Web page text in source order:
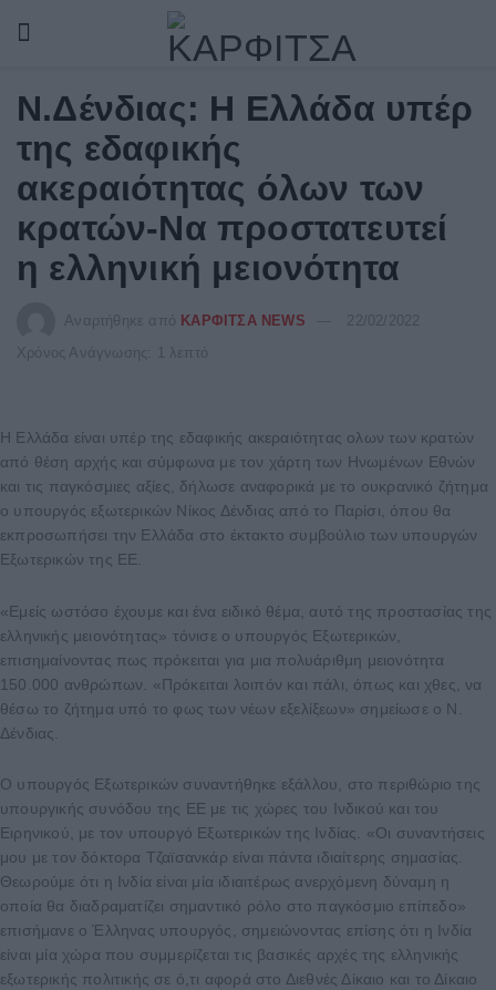
Ν.Δένδιας: Η Ελλάδα υπέρ
της εδαφικής
ακεραιότητας όλων των
κρατών-Να προστατευτεί
η ελληνική μειονότητα
Αναρτήθηκε από ΚΑΡΦΙΤΣΑ NEWS
Χρόνος Ανάγνωσης: 1 λεπτό
Η Ελλάδα είναι υπέρ της εδαφικής ακεραιότητας ολων των κρατών
από θέση αρχής και σύμφωνα με τον χάρτη των Ηνωμένων Εθνών
και τις παγκόσμιες αξίες, δήλωσε αναφορικά με το ουκρανικό ζήτημα
ο υπουργός εξωτερικών Νίκος Δένδιας από το Παρίσι, όπου θα
εκπροσωπήσει την Ελλάδα στο έκτακτο συμβούλιο των υπουργών
Εξωτερικών της ΕΕ.
«Εμείς ωστόσο έχουμε και ένα ειδικό θέμα, αυτό της προστασίας της
ελληνικής μειονότητας» τόνισε ο υπουργός Εξωτερικών,
επισημαίνοντας πως πρόκειται για μια πολυάριθμη μειονότητα
150.000 ανθρώπων. «Πρόκειται λοιπόν και πάλι, όπως και χθες, να
θέσω το ζήτημα υπό το φως των νέων εξελίξεων» σημείωσε ο Ν.
Δένδιας.
Ο υπουργός Εξωτερικών συναντήθηκε εξάλλου, στο περιθώριο της
υπουργικής συνόδου της ΕΕ με τις χώρες του Ινδικού και του
Ειρηνικού, με τον υπουργό Εξωτερικών της Ινδίας. «Οι συναντήσεις
μου με τον δόκτορα Τζαϊσανκάρ είναι πάντα ιδιαίτερης σημασίας.
Θεωρούμε ότι η Ινδία είναι μία ιδιαιτέρως ανερχόμενη δύναμη η
οποία θα διαδραματίζει σημαντικό ρόλο στο παγκόσμιο επίπεδο»
επισήμανε ο Έλληνας υπουργός, σημειώνοντας επίσης ότι η Ινδία
είναι μία χώρα που συμμερίζεται τις βασικές αρχές της ελληνικής
εξωτερικής πολιτικής σε ό,τι αφορά στο Διεθνές Δίκαιο και το Δίκαιο